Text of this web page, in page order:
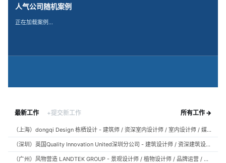
人气公司随机案例
正在加载案例…
最新工作 +提交新工作 所有工作 →
（上海）dongqi Design 栋栖设计 - 建筑师 / 资深室内设计师 / 室内设计师 / 媒体及公共关系主管 / 设计实习生（常年招聘）
（深圳）英国Quality Innovation United深圳分公司 - 建筑设计师 / 资深建筑设计师 / 室内设计师 / 设计实习生
（广州）风物营造 LANDTEK GROUP - 景观设计师 / 植物设计师 / 品牌运营 / 实习生